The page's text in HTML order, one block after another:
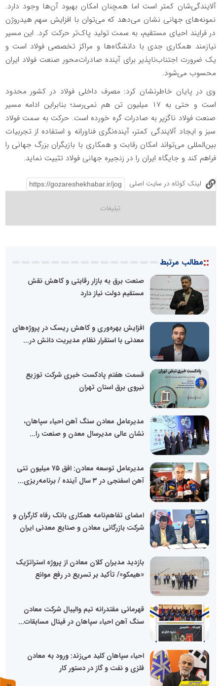
آلایندگی‌شان کمتر است اما همچنان امکان بهبود آن‌ها وجود دارد.
نمونه‌های جهانی نشان می‌دهد که می‌توان با افزایش سهم هیدروژن
در فرایند احیای مستقیم، به سمت تولید پاک‌تر حرکت کرد. این مسیر
نیازمند همکاری جدی با دانشگاه‌ها و مراکز تخصصی فولاد است و
یک ضرورت اجتناب‌ناپذیر برای آینده صادرات‌محور صنعت فولاد ایران
محسوب می‌شود.
وی در پایان خاطرنشان کرد: مصرف داخلی فولاد در کشور محدود
است و حتی به ۱۷ میلیون تن هم نمی‌رسد؛ بنابراین ادامه مسیر
صنعت فولاد ناگزیر به صادرات گره خورده است. حرکت به سمت فولاد
سبز و ایجاد آلایندگی کمتر، آینده‌نگری فناورانه و استفاده از تجربیات
بین‌المللی می‌تواند امکان رقابت و همکاری با بازیگران بزرگ جهانی را
فراهم کند و جایگاه ایران را در زنجیره جهانی فولاد تثبیت نماید.
لینک کوتاه در سایت اصلی
::مطالب مرتبط
صنعت برق به بازار رقابتی و کاهش نقش
مستقیم دولت نیاز دارد
افزایش بهره‌وری و کاهش ریسک در پروژه‌های
معدنی با استقرار نظام مدیریت دانش در...
قسمت هفتم پادکست خبری شرکت توزیع
نیروی برق استان تهران
مدیرعامل معادن سنگ آهن احیاء سپاهان،
نشان عالی مدیرسال معدن و صنعت را...
مدیرعامل توسعه معادن: افق ۷۵ میلیون تنی
آهن اسفنجی در ۳ سال آینده / برنامه‌ریزی...
امضای تفاهم‌نامه همکاری بانک رفاه کارگران و
شرکت بازرگانی معادن و صنایع معدنی ایران
بازدید مدیران کلان معادن از پروژه استراتژیک
«هیمکو»/ تأکید بر تسریع در رفع موانع
قهرمانی مقتدرانه تیم والیبال شرکت معادن
سنگ آهن احیاء سپاهان در فینال مسابقات...
احیاء سپاهان کلید می‌زند: ورود به معادن
فلزی و نفت و گاز در دستور کار